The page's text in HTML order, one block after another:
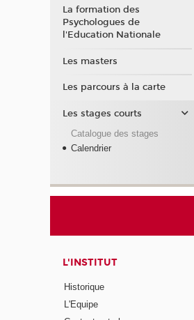
La formation des
Psychologues de
l'Education Nationale
Les masters
Les parcours à la carte
Les stages courts
Catalogue des stages
Calendrier
L'INSTITUT
Historique
L'Equipe